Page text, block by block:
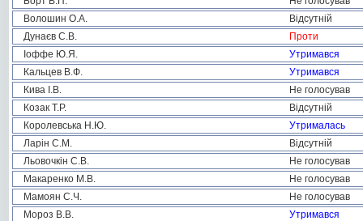
Волошин О.А.
Відсутній
Дунаєв С.В.
Проти
Іоффе Ю.Я.
Утримався
Кальцев В.Ф.
Утримався
Кива І.В.
Не голосував
Козак Т.Р.
Відсутній
Королевська Н.Ю.
Утрималась
Ларін С.М.
Відсутній
Льовочкін С.В.
Не голосував
Макаренко М.В.
Не голосував
Мамоян С.Ч.
Не голосував
Мороз В.В.
Утримався